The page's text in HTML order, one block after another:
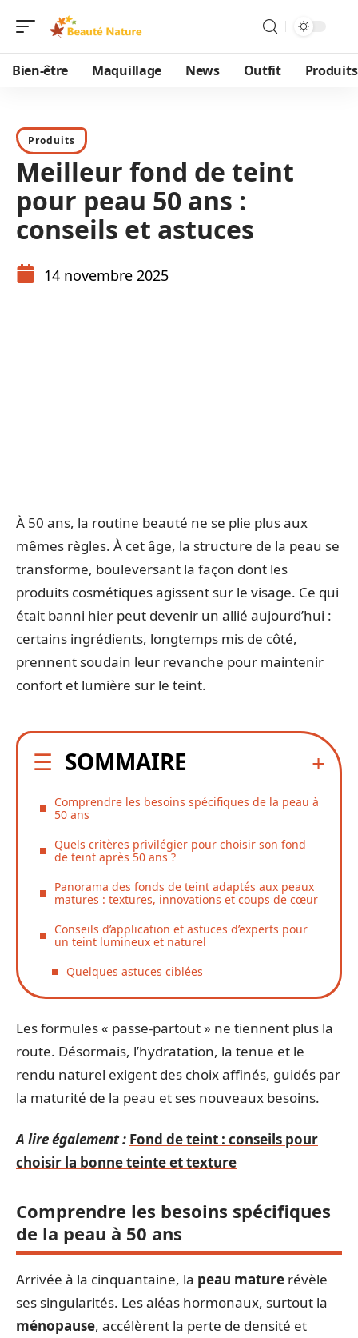
Bien-être Maquillage News Outfit Produits
Produits
Meilleur fond de teint
pour peau 50 ans :
conseils et astuces
14 novembre 2025
À 50 ans, la routine beauté ne se plie plus aux
mêmes règles. À cet âge, la structure de la peau se
transforme, bouleversant la façon dont les
produits cosmétiques agissent sur le visage. Ce qui
était banni hier peut devenir un allié aujourd’hui :
certains ingrédients, longtemps mis de côté,
prennent soudain leur revanche pour maintenir
confort et lumière sur le teint.
SOMMAIRE
Comprendre les besoins spécifiques de la peau à
50 ans
Quels critères privilégier pour choisir son fond
de teint après 50 ans ?
Panorama des fonds de teint adaptés aux peaux
matures : textures, innovations et coups de cœur
Conseils d’application et astuces d’experts pour
un teint lumineux et naturel
Quelques astuces ciblées
Les formules « passe-partout » ne tiennent plus la
route. Désormais, l’hydratation, la tenue et le
rendu naturel exigent des choix affinés, guidés par
la maturité de la peau et ses nouveaux besoins.
A lire également : Fond de teint : conseils pour
choisir la bonne teinte et texture
Comprendre les besoins spécifiques
de la peau à 50 ans
Arrivée à la cinquantaine, la peau mature révèle
ses singularités. Les aléas hormonaux, surtout la
ménopause, accélèrent la perte de densité et